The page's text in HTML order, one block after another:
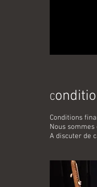
C
Conditions
Nous
A discuter de